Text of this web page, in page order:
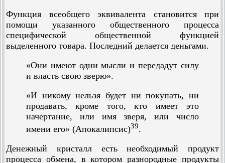
Функция всеобщего эквивалента становится при
помощи указанного общественного процесса
специфической общественной функцией
выделенного товара. Последний делается деньгами.
«Они имеют одни мысли и передадут силу
и власть свою зверю».
«И никому нельзя будет ни покупать, ни
продавать, кроме того, кто имеет это
начертание, или имя зверя, или число
имени его» (Апокалипсис)39.
Денежный кристалл есть необходимый продукт
процесса обмена, в котором разнородные продукты